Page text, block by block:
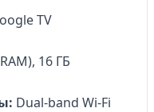
TV
16 ГБ
Dual-band Wi-Fi